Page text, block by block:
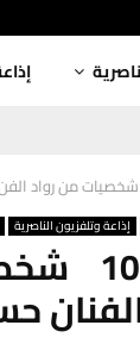
إذاعة وتلفزيون الناصرية